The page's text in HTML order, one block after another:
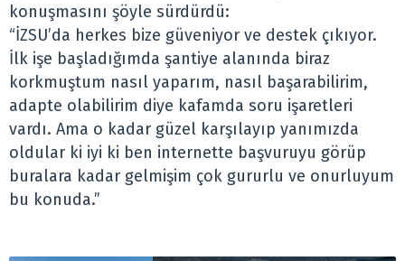
konuşmasını şöyle sürdürdü:
“İZSU’da herkes bize güveniyor ve destek çıkıyor.
İlk işe başladığımda şantiye alanında biraz
korkmuştum nasıl yaparım, nasıl başarabilirim,
adapte olabilirim diye kafamda soru işaretleri
vardı. Ama o kadar güzel karşılayıp yanımızda
oldular ki iyi ki ben internette başvuruyu görüp
buralara kadar gelmişim çok gururlu ve onurluyum
bu konuda.”